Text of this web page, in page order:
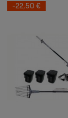
-22,50 €